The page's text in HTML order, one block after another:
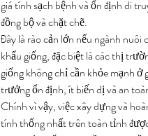
giá tính sạch bệnh và ổn định di
đồng bộ và chặt chẽ.
Đây là rào cản lớn nếu ngành
khẩu giống, đặc biệt là các thị
giống không chỉ cần khỏe mạnh ở
trưởng ổn định, ít biến dị và an
Chính vì vậy, việc xây dựng và
tính thống nhất trên toàn tỉnh